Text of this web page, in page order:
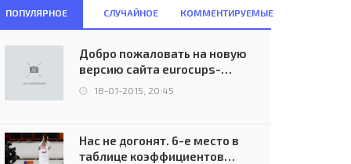
ПОПУЛЯРНОЕ СЛУЧАЙНОЕ КОММЕНТИРУЕМЫЕ
Добро пожаловать на новую
версию сайта eurocups-
uefa.ru
18-01-2015, 20:45
Нас не догонят. 6-е место в
таблице коэффициентов